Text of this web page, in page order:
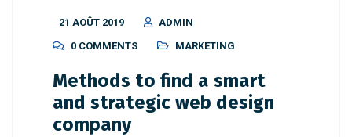
21 AOÛT 2019
ADMIN
0 COMMENTS
MARKETING
Methods to find a smart
and strategic web design
company